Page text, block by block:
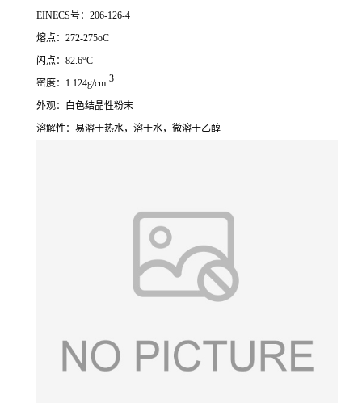
EINECS号：206-126-4
熔点：272-275oC
闪点：82.6°C
密度：1.124g/cm 3
外观：白色结晶性粉末
溶解性：易溶于热水，溶于水，微溶于乙醇